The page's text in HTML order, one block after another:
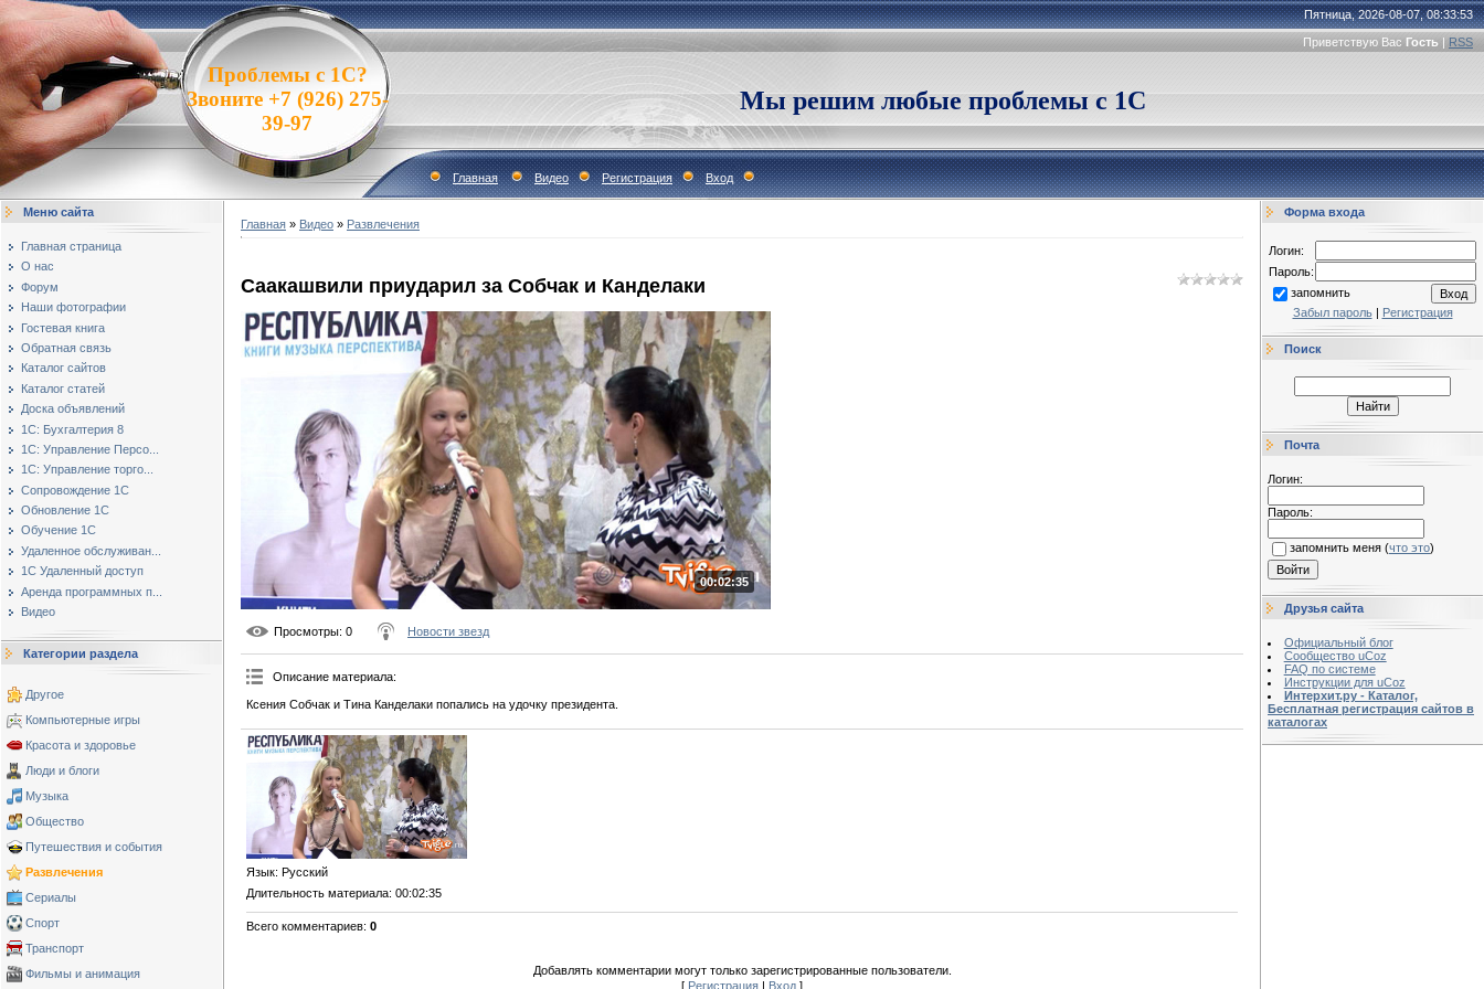
Проблемы с 1С?
Звоните +7 (926) 275-
39-97
Пятница, 2026-08-07, 08:33:53
Приветствую Вас Гость | RSS
Мы решим любые проблемы с 1С
Главная Видео Регистрация Вход
Меню сайта
Главная страница
О нас
Форум
Наши фотографии
Гостевая книга
Обратная связь
Каталог сайтов
Каталог статей
Доска объявлений
1С: Бухгалтерия 8
1С: Управление Персо...
1С: Управление торго...
Сопровождение 1С
Обновление 1С
Обучение 1С
Удаленное обслуживан...
1С Удаленный доступ
Аренда программных п...
Видео
Категории раздела
Другое
Компьютерные игры
Красота и здоровье
Люди и блоги
Музыка
Общество
Путешествия и события
Развлечения
Сериалы
Спорт
Транспорт
Фильмы и анимация
Главная » Видео » Развлечения
Саакашвили приударил за Собчак и Канделаки
00:02:35
Просмотры: 0 Новости звезд
Описание материала:
Ксения Собчак и Тина Канделаки попались на удочку президента.
Язык: Русский
Длительность материала: 00:02:35
Всего комментариев: 0
Добавлять комментарии могут только зарегистрированные пользователи.
[ Регистрация | Вход ]
Форма входа
Логин:
Пароль:
запомнить
Забыл пароль| Регистрация
Поиск
Почта
Логин:
Пароль:
запомнить меня (что это)
Друзья сайта
Официальный блог
Сообщество uCoz
FAQ по системе
Инструкции для uCoz
Интерхит.ру - Каталог,
Бесплатная регистрация сайтов в
каталогах